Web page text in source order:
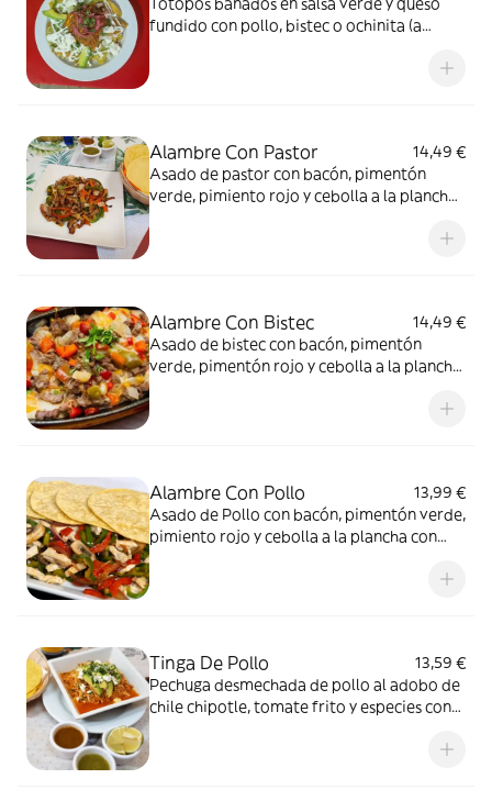
fundido con pollo, bistec o ochinita (a
Alambre Con Pastor
14,49 €
Asado de pastor con bacón, pimentón
verde, pimiento rojo y cebolla a la plancha
Alambre Con Bistec
14,49 €
Asado de bistec con bacón, pimentón
verde, pimentón rojo y cebolla a la plancha
Alambre Con Pollo
13,99 €
Asado de Pollo con bacón, pimentón verde,
pimiento rojo y cebolla a la plancha con
Tinga De Pollo
13,59 €
Pechuga desmechada de pollo al adobo de
chile chipotle, tomate frito y especies con